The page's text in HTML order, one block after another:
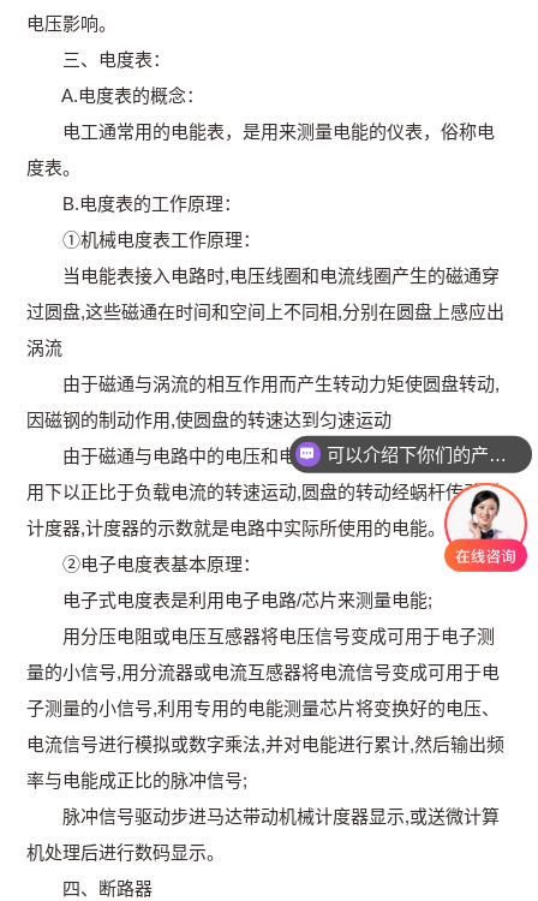
电压影响。
三、电度表：
A.电度表的概念：
电工通常用的电能表，是用来测量电能的仪表，俗称电
度表。
B.电度表的工作原理：
①机械电度表工作原理：
当电能表接入电路时,电压线圈和电流线圈产生的磁通穿
过圆盘,这些磁通在时间和空间上不同相,分别在圆盘上感应出
涡流
由于磁通与涡流的相互作用而产生转动力矩使圆盘转动,
因磁钢的制动作用,使圆盘的转速达到匀速运动
由于磁通与电路中的电压和电流成正比例,使圆盘在其作
用下以正比于负载电流的转速运动,圆盘的转动经蜗杆传动到
计度器,计度器的示数就是电路中实际所使用的电能。
②电子电度表基本原理：
电子式电度表是利用电子电路/芯片来测量电能;
用分压电阻或电压互感器将电压信号变成可用于电子测
量的小信号,用分流器或电流互感器将电流信号变成可用于电
子测量的小信号,利用专用的电能测量芯片将变换好的电压、
电流信号进行模拟或数字乘法,并对电能进行累计,然后输出频
率与电能成正比的脉冲信号;
脉冲信号驱动步进马达带动机械计度器显示,或送微计算
机处理后进行数码显示。
四、断路器